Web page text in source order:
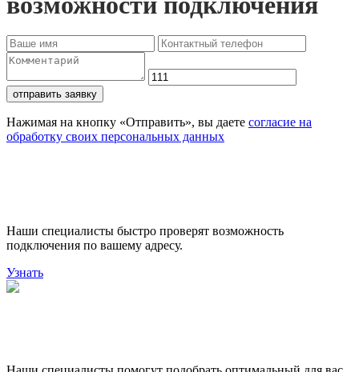
отправить заявку
Нажимая на кнопку «Отправить», вы даете согласие на
обработку своих персональных данных
Наши специалисты быстро проверят возможность
подключения по вашему адресу.
Узнать